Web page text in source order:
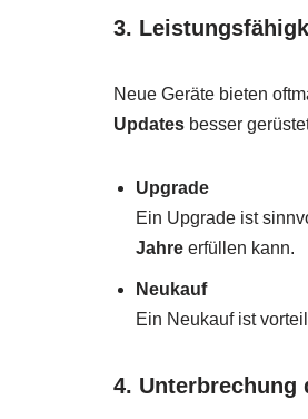
3.
Neue Geräte bieten
Updates besser
Upgrade
Ein Upgrade ist
Jahre erfüllen kann.
Neukauf
Ein Neukauf ist
4. Unterbrechung